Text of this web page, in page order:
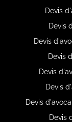
Devis
Devis
Devis
Devis
Devis
Devis
Devis
Devis